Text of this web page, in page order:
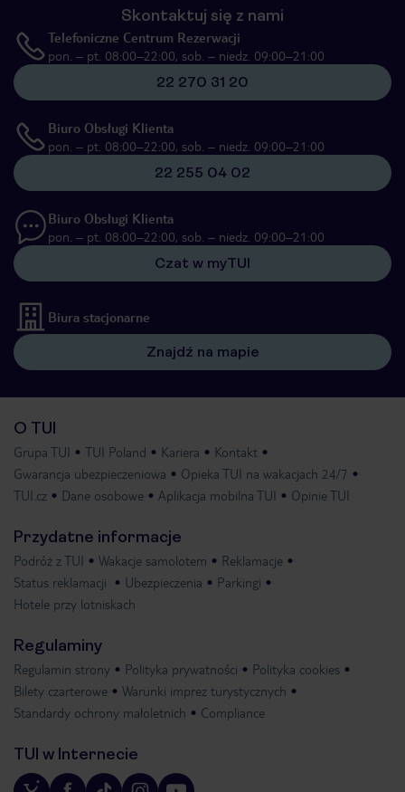
Skontaktuj się z nami
Telefoniczne Centrum Rezerwacji
pon. – pt. 08:00–22:00, sob. – niedz. 09:00–21:00
22 270 31 20
Biuro Obsługi Klienta
pon. – pt. 08:00–22:00, sob. – niedz. 09:00–21:00
22 255 04 02
Biuro Obsługi Klienta
pon. – pt. 08:00–22:00, sob. – niedz. 09:00–21:00
Czat w myTUI
Biura stacjonarne
Znajdź na mapie
O TUI
Grupa TUI TUI Poland Kariera
Kontakt
Gwarancja ubezpieczeniowa
Opieka TUI na wakacjach 24/7
TUI.cz
Dane osobowe Aplikacja mobilna TUI Opinie TUI
Przydatne informacje
Podróż z TUI Wakacje samolotem
Reklamacje
Status reklamacji
Ubezpieczenia
Parkingi
Hotele przy lotniskach
Regulaminy
Regulamin strony Polityka prywatności
Polityka cookies
Bilety czarterowe
Warunki imprez turystycznych
Standardy ochrony małoletnich
Compliance
TUI w Internecie